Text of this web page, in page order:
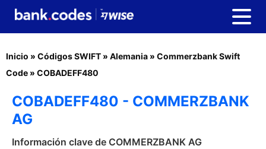
Inicio » Códigos SWIFT » Alemania » Commerzbank Swift
Code » COBADEFF480
COBADEFF480 - COMMERZBANK
AG
Información clave de COMMERZBANK AG